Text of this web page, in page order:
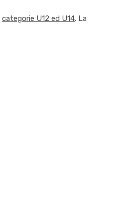
categorie U12 ed U14. La